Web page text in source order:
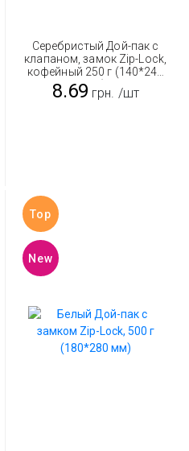
Серебристый Дой-пак с
клапаном, замок Zip-Lock,
кофейный 250 г (140*240
мм)
8.69 грн. /шт
Top
New